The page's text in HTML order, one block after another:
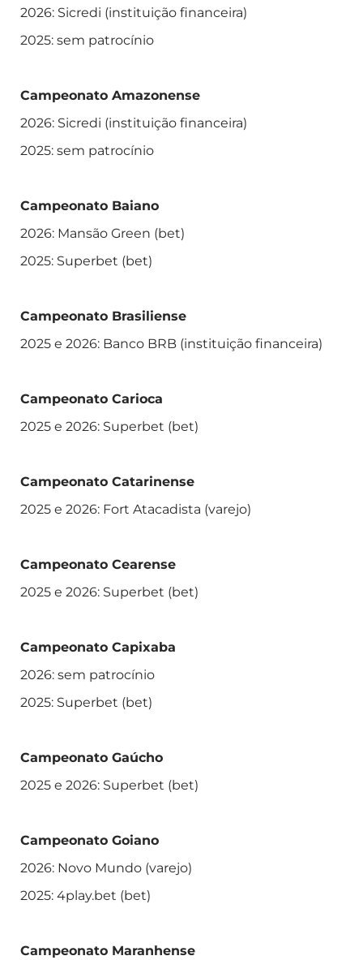
2026: Sicredi (instituição financeira)
2025: sem patrocínio
Campeonato Amazonense
2026: Sicredi (instituição financeira)
2025: sem patrocínio
Campeonato Baiano
2026: Mansão Green (bet)
2025: Superbet (bet)
Campeonato Brasiliense
2025 e 2026: Banco BRB (instituição financeira)
Campeonato Carioca
2025 e 2026: Superbet (bet)
Campeonato Catarinense
2025 e 2026: Fort Atacadista (varejo)
Campeonato Cearense
2025 e 2026: Superbet (bet)
Campeonato Capixaba
2026: sem patrocínio
2025: Superbet (bet)
Campeonato Gaúcho
2025 e 2026: Superbet (bet)
Campeonato Goiano
2026: Novo Mundo (varejo)
2025: 4play.bet (bet)
Campeonato Maranhense